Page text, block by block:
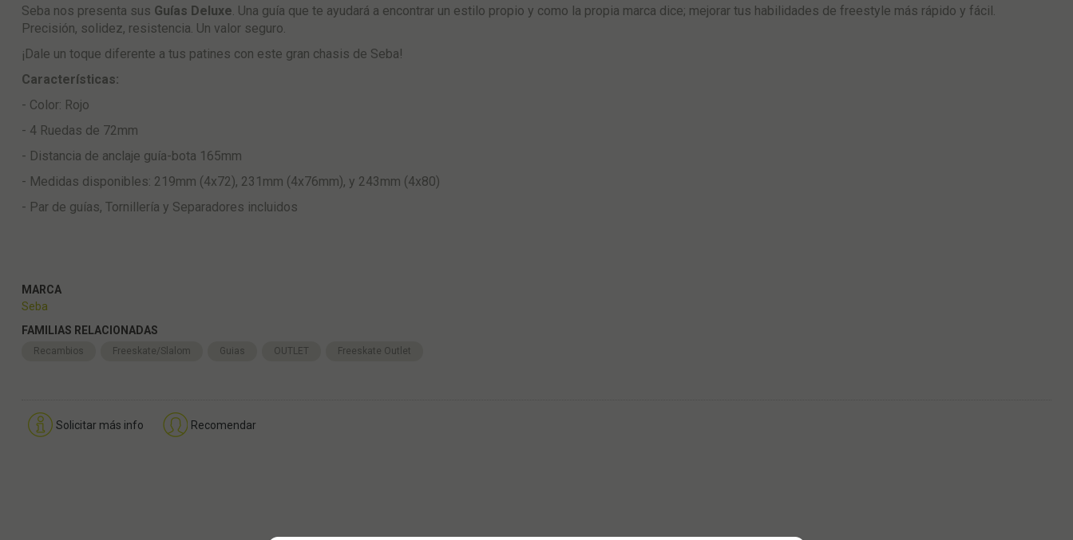
Seba nos presenta sus Guías Deluxe . Una guía que te ayudará a encontrar un estilo propio y como la propia marca dice; mejorar tus habilidades de freestyle más rápido y fácil.
Precisión, solidez, resistencia. Un valor seguro.
¡Dale un toque diferente a tus patines con este gran chasis de Seba!
Características:
- Color: Rojo
- 4 Ruedas de 72mm
- Distancia de anclaje guía-bota 165mm
- Medidas disponibles: 219mm (4x72), 231mm (4x76mm), y 243mm (4x80)
- Par de guías, Tornillería y Separadores incluidos
MARCA
Seba
FAMILIAS RELACIONADAS
Recambios Freeskate/Slalom Guias OUTLET Freeskate Outlet
Solicitar más info Recomendar